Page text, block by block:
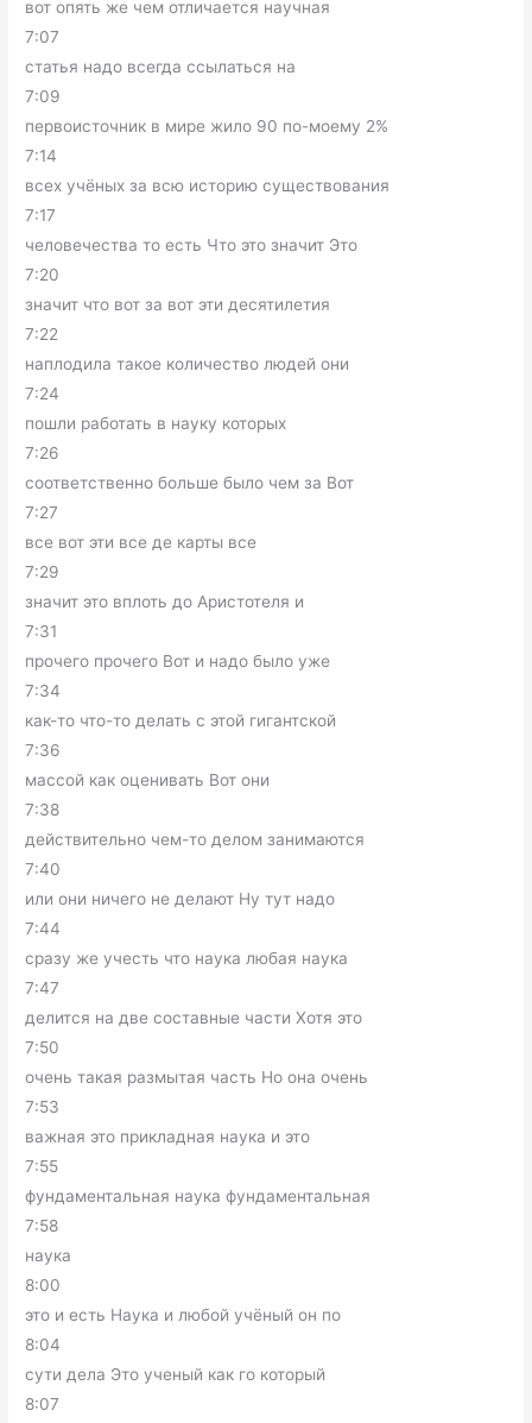
вот опять же чем отличается научная
7:07
статья надо всегда ссылаться на
7:09
первоисточник в мире жило 90 по-моему 2%
7:14
всех учёных за всю историю существования
7:17
человечества то есть Что это значит Это
7:20
значит что вот за вот эти десятилетия
7:22
наплодила такое количество людей они
7:24
пошли работать в науку которых
7:26
соответственно больше было чем за Вот
7:27
все вот эти все де карты все
7:29
значит это вплоть до Аристотеля и
7:31
прочего прочего Вот и надо было уже
7:34
как-то что-то делать с этой гигантской
7:36
массой как оценивать Вот они
7:38
действительно чем-то делом занимаются
7:40
или они ничего не делают Ну тут надо
7:44
сразу же учесть что наука любая наука
7:47
делится на две составные части Хотя это
7:50
очень такая размытая часть Но она очень
7:53
важная это прикладная наука и это
7:55
фундаментальная наука фундаментальная
7:58
наука
8:00
это и есть Наука и любой учёный он по
8:04
сути дела Это ученый как го который
8:07